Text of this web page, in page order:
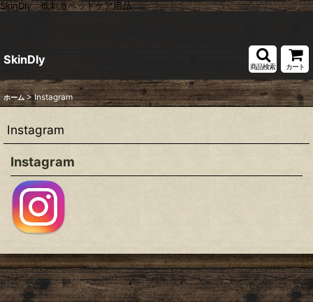
SkinDly 低刺激ペットケア用品
SkinDly
商品検索 カート
ホーム > Instagram
Instagram
Instagram